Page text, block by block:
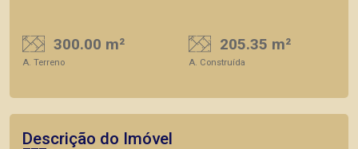
300.00 m²
A. Terreno
205.35 m²
A. Construída
Descrição do Imóvel